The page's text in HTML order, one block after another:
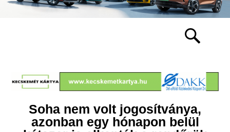
Soha nem volt jogosítványa,
azonban egy hónapon belül